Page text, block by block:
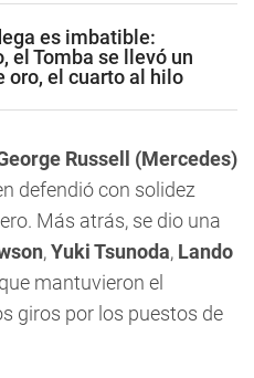
es imbatible:
el Tomba se llevó un
oro, el cuarto al hilo
Russell (Mercedes)
defendió con solidez
Más atrás, se dio una
,Yuki Tsunoda, Lando
mantuvieron el
giros por los puestos de